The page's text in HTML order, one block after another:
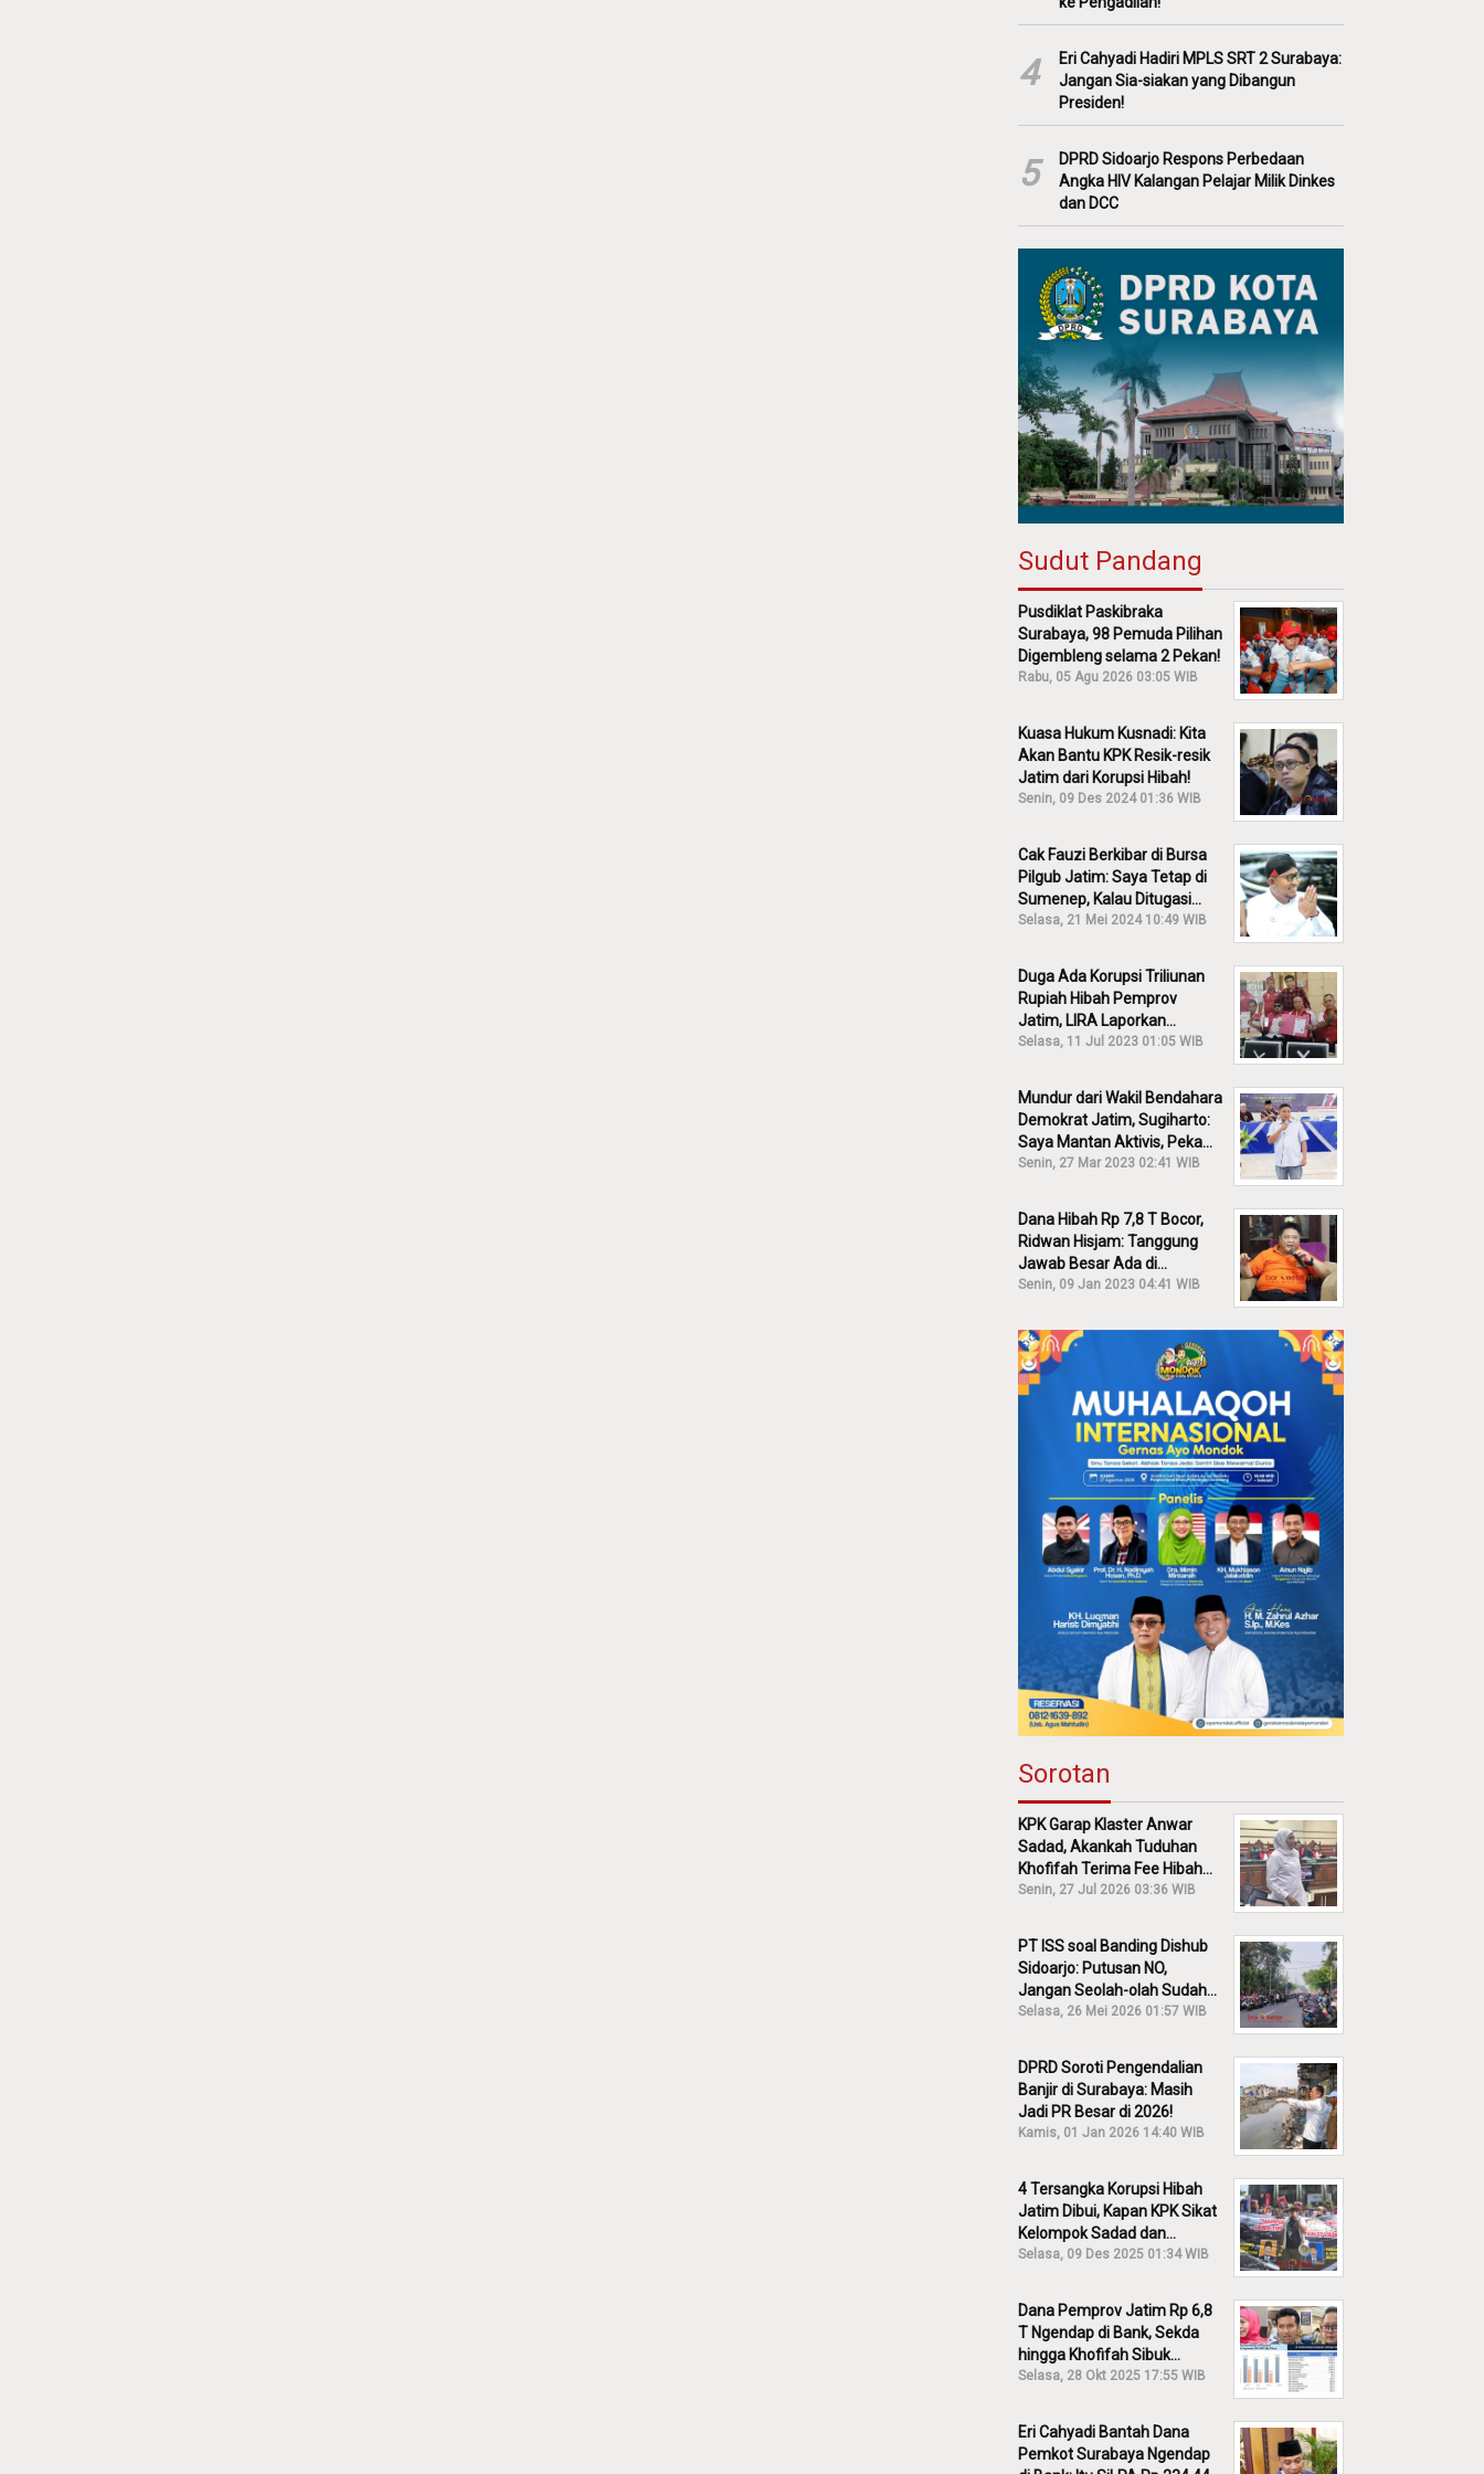
4
Eri Cahyadi Hadiri MPLS SRT 2 Surabaya:
Jangan Sia-siakan yang Dibangun
Presiden!
5
DPRD Sidoarjo Respons Perbedaan
Angka HIV Kalangan Pelajar Milik Dinkes
dan DCC
Sudut Pandang
Pusdiklat Paskibraka
Surabaya, 98 Pemuda Pilihan
Digembleng selama 2 Pekan!
Rabu, 05 Agu 2026 03:05 WIB
Kuasa Hukum Kusnadi: Kita
Akan Bantu KPK Resik-resik
Jatim dari Korupsi Hibah!
Senin, 09 Des 2024 01:36 WIB
Cak Fauzi Berkibar di Bursa
Pilgub Jatim: Saya Tetap di
Sumenep, Kalau Ditugasi
Partai Lain Cerita!
Selasa, 21 Mei 2024 10:49 WIB
Duga Ada Korupsi Triliunan
Rupiah Hibah Pemprov
Jatim, LIRA Laporkan
Khofifah ke KPK: Dia Harus
Selasa, 11 Jul 2023 01:05 WIB
Mundur dari Wakil Bendahara
Demokrat Jatim, Sugiharto:
Saya Mantan Aktivis, Peka
Sekali Kalau Ada yang
Senin, 27 Mar 2023 02:41 WIB
Dana Hibah Rp 7,8 T Bocor,
Ridwan Hisjam: Tanggung
Jawab Besar Ada di
Pemprov, Bukan DPRD Jatim!
Senin, 09 Jan 2023 04:41 WIB
Sorotan
KPK Garap Klaster Anwar
Sadad, Akankah Tuduhan
Khofifah Terima Fee Hibah
30% Diusut?
Senin, 27 Jul 2026 03:36 WIB
PT ISS soal Banding Dishub
Sidoarjo: Putusan NO,
Jangan Seolah-olah Sudah
Menang!
Selasa, 26 Mei 2026 01:57 WIB
DPRD Soroti Pengendalian
Banjir di Surabaya: Masih
Jadi PR Besar di 2026!
Kamis, 01 Jan 2026 14:40 WIB
4 Tersangka Korupsi Hibah
Jatim Dibui, Kapan KPK Sikat
Kelompok Sadad dan
Iskandar?
Selasa, 09 Des 2025 01:34 WIB
Dana Pemprov Jatim Rp 6,8
T Ngendap di Bank, Sekda
hingga Khofifah Sibuk
Membantah!
Selasa, 28 Okt 2025 17:55 WIB
Eri Cahyadi Bantah Dana
Pemkot Surabaya Ngendap